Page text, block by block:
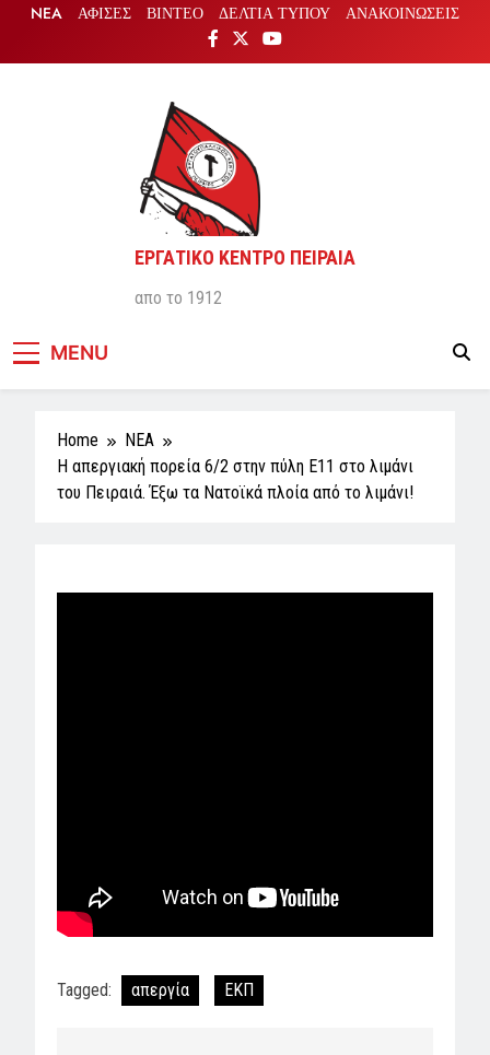
content
NEA ΑΦΙΣΕΣ ΒΙΝΤΕΟ ΔΕΛΤΙΑ ΤΥΠΟΥ ΑΝΑΚΟΙΝΩΣΕΙΣ
ΕΡΓΑΤΙΚΟ ΚΕΝΤΡΟ ΠΕΙΡΑΙΑ
απο το 1912
MENU
Home
NEA
Η απεργιακή πορεία 6/2 στην πύλη Ε11 στο λιμάνι
του Πειραιά. Έξω τα Νατοϊκά πλοία από το λιμάνι!
Tagged: απεργία ΕΚΠ